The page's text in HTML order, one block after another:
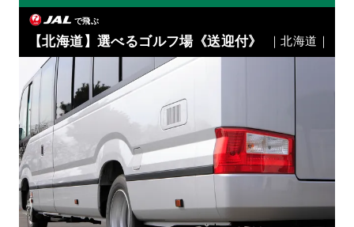
で飛ぶ
【北海道】選べるゴルフ場《送迎付》 ｜北海道｜